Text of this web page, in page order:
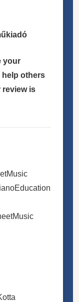
your
others
review is